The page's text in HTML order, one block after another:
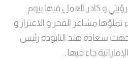
و كادر العمل فيها بيوم
تملؤها مشاعر الفخر و الاعتزاز و
وجهت سعادة هند النابوده رئيس
جاء فيها ..